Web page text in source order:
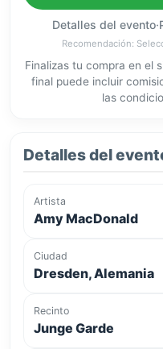
Detalles del evento·
Recomendación:
Finalizas tu compra en el
final puede incluir
las
Detalles del
Artista
Amy MacDonald
Ciudad
Dresden, Alemania
Recinto
Junge Garde